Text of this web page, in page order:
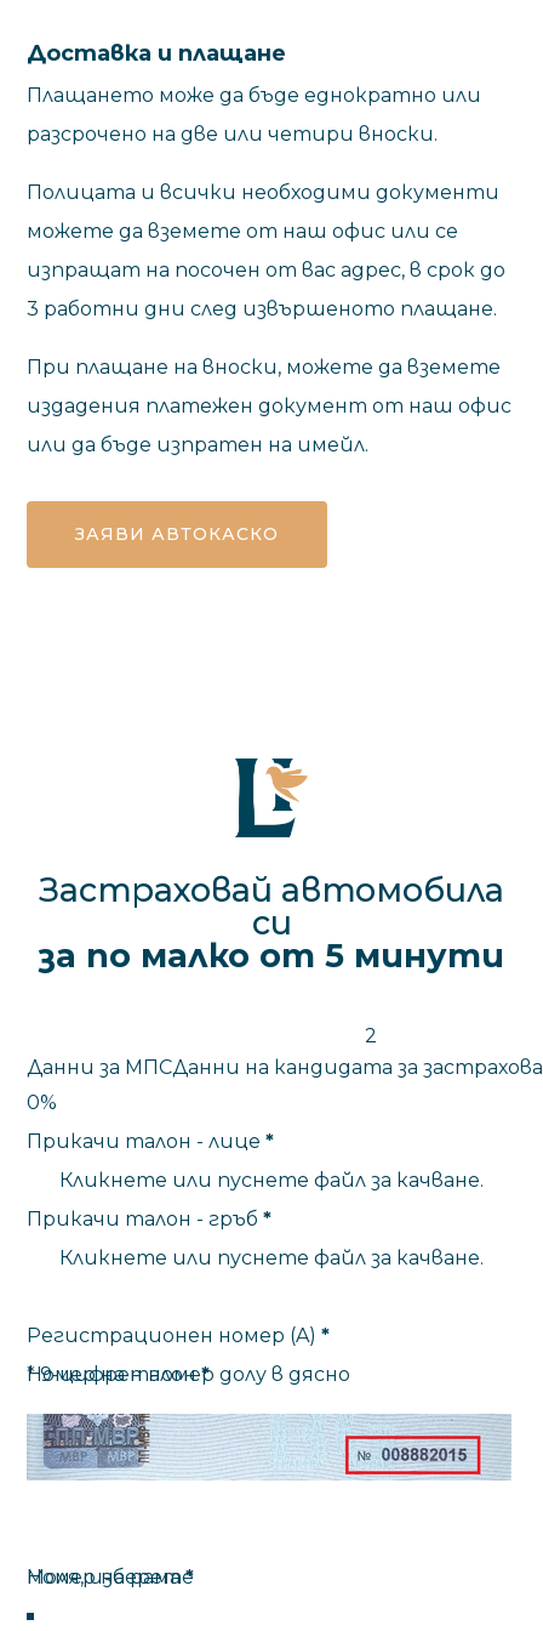
Доставка и плащане
Плащането може да бъде еднократно или
разсрочено на две или четири вноски.
Полицата и всички необходими документи
можете да вземете от наш офис или се
изпращат на посочен от вас адрес, в срок до
3 работни дни след извършеното плащане.
При плащане на вноски, можете да вземете
издадения платежен документ от наш офис
или да бъде изпратен на имейл.
ЗАЯВИ АВТОКАСКО
Застраховай автомобила
си
за по малко от 5 минути
Данни за МПСДанни на кандидата за
0%
Прикачи талон - лице *
Кликнете или пуснете файл за качване.
Прикачи талон - гръб *
Кликнете или пуснете файл за качване.
Регистрационен номер (A) *
Номер на талон *
* 9-цифрен номер долу в дясно
Номер на рама *